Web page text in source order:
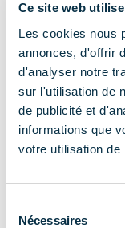
Ce site web
Les cookies nous
annonces, d'offrir
d'analyser notre
sur l'utilisation de
de publicité et
informations que
votre utilisation
Nécessaires
En